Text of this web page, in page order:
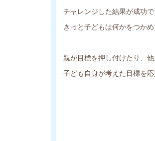
チャレンジした結果が成功
きっと子どもは何かをつかめ
親が目標を押し付けたり、他
子ども自身が考えた目標を